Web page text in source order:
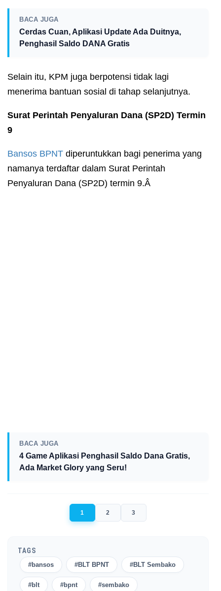
BACA JUGA
Cerdas Cuan, Aplikasi Update Ada Duitnya,
Penghasil Saldo DANA Gratis
Selain itu, KPM juga berpotensi tidak lagi
menerima bantuan sosial di tahap selanjutnya.
Surat Perintah Penyaluran Dana (SP2D) Termin
9
Bansos BPNT diperuntukkan bagi penerima yang
namanya terdaftar dalam Surat Perintah
Penyaluran Dana (SP2D) termin 9.Â
BACA JUGA
4 Game Aplikasi Penghasil Saldo Dana Gratis,
Ada Market Glory yang Seru!
1 2 3
TAGS
#bansos #BLT BPNT #BLT Sembako
#blt #bpnt #sembako